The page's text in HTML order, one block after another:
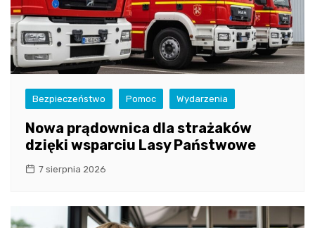
Bezpieczeństwo Pomoc Wydarzenia
Nowa prądownica dla strażaków
dzięki wsparciu Lasy Państwowe
7 sierpnia 2026